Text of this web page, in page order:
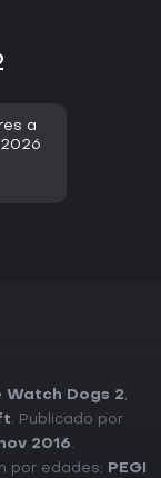
a
Watch Dogs 2,
. Publicado por
2016.
por edades:
PEGI